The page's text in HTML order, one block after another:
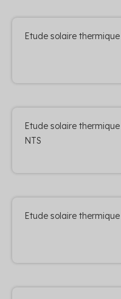
Etude solaire thermique
Etude solaire
NTS
Etude solaire thermique